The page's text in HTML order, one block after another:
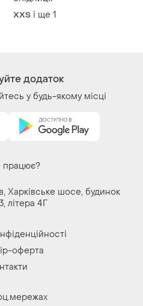
XХS і ще 1
додаток
у будь-якому місці
працює?
Харківське шосе, будинок
літера 4Г
оферта